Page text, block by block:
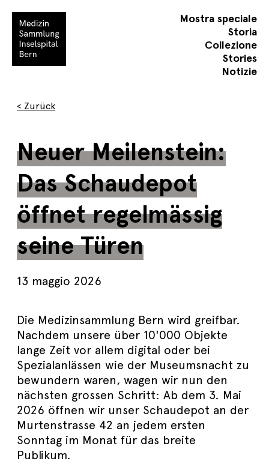
Mostra speciale
Storia
Collezione
Stories
Notizie
< Zurück
Neuer Meilenstein:
Das Schaudepot
öffnet regelmässig
seine Türen
13 maggio 2026
Die Medizinsammlung Bern wird greifbar.
Nachdem unsere über 10'000 Objekte
lange Zeit vor allem digital oder bei
Spezialanlässen wie der Museumsnacht zu
bewundern waren, wagen wir nun den
nächsten grossen Schritt: Ab dem 3. Mai
2026 öffnen wir unser Schaudepot an der
Murtenstrasse 42 an jedem ersten
Sonntag im Monat für das breite
Publikum.